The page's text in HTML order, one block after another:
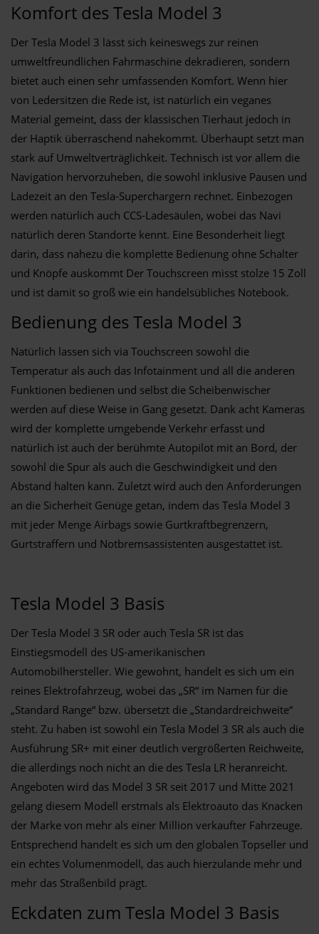
Komfort des Tesla Model 3
Der Tesla Model 3 lässt sich keineswegs zur reinen
umweltfreundlichen Fahrmaschine dekradieren, sondern
bietet auch einen sehr umfassenden Komfort. Wenn hier
von Ledersitzen die Rede ist, ist natürlich ein veganes
Material gemeint, dass der klassischen Tierhaut jedoch in
der Haptik überraschend nahekommt. Überhaupt setzt man
stark auf Umweltverträglichkeit. Technisch ist vor allem die
Navigation hervorzuheben, die sowohl inklusive Pausen und
Ladezeit an den Tesla-Superchargern rechnet. Einbezogen
werden natürlich auch CCS-Ladesäulen, wobei das Navi
natürlich deren Standorte kennt. Eine Besonderheit liegt
darin, dass nahezu die komplette Bedienung ohne Schalter
und Knöpfe auskommt Der Touchscreen misst stolze 15 Zoll
und ist damit so groß wie ein handelsübliches Notebook.
Bedienung des Tesla Model 3
Natürlich lassen sich via Touchscreen sowohl die
Temperatur als auch das Infotainment und all die anderen
Funktionen bedienen und selbst die Scheibenwischer
werden auf diese Weise in Gang gesetzt. Dank acht Kameras
wird der komplette umgebende Verkehr erfasst und
natürlich ist auch der berühmte Autopilot mit an Bord, der
sowohl die Spur als auch die Geschwindigkeit und den
Abstand halten kann. Zuletzt wird auch den Anforderungen
an die Sicherheit Genüge getan, indem das Tesla Model 3
mit jeder Menge Airbags sowie Gurtkraftbegrenzern,
Gurtstraffern und Notbremsassistenten ausgestattet ist.
Tesla Model 3 Basis
Der Tesla Model 3 SR oder auch Tesla SR ist das
Einstiegsmodell des US-amerikanischen
Automobilhersteller. Wie gewohnt, handelt es sich um ein
reines Elektrofahrzeug, wobei das „SR“ im Namen für die
„Standard Range“ bzw. übersetzt die „Standardreichweite“
steht. Zu haben ist sowohl ein Tesla Model 3 SR als auch die
Ausführung SR+ mit einer deutlich vergrößerten Reichweite,
die allerdings noch nicht an die des Tesla LR heranreicht.
Angeboten wird das Model 3 SR seit 2017 und Mitte 2021
gelang diesem Modell erstmals als Elektroauto das Knacken
der Marke von mehr als einer Million verkaufter Fahrzeuge.
Entsprechend handelt es sich um den globalen Topseller und
ein echtes Volumenmodell, das auch hierzulande mehr und
mehr das Straßenbild prägt.
Eckdaten zum Tesla Model 3 Basis